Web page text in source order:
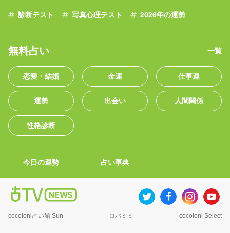
診断テスト 写真心理テスト 2026年の運勢
無料占い 一覧
恋愛・結婚 金運 仕事運
運勢 出会い 人間関係
性格診断
今日の運勢 占い事典
cocoloni占い館 Sun ロバミミ cocoloni Select